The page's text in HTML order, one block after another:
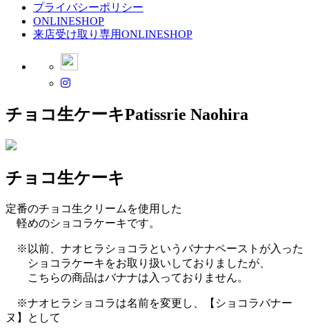
プライバシーポリシー
ONLINESHOP
来店受け取り専用ONLINESHOP
チョコ生ケーキPatissrie Naohira
チョコ生ケーキ
定番のチョコ生クリームを使用した
軽めのショコラケーキです。
※以前、ナオヒラショコラというバナナペーストが入った
ショコラケーキをお取り扱いしておりましたが、
こちらの商品はバナナは入っておりません。
※ナオヒラショコラは名前を変更し、【ショコラバナー
ヌ】として